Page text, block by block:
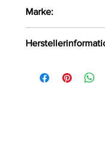
Achtung: Ohne
Größe:1/2, 3/4
Farbe:weiß
Marke:
Ul. Siemońska 11